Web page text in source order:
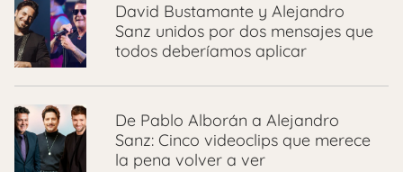
David Bustamante y Alejandro
Sanz unidos por dos mensajes que
todos deberíamos aplicar
De Pablo Alborán a Alejandro
Sanz: Cinco videoclips que merece
la pena volver a ver